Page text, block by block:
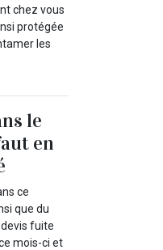
chez vous
protégée
les
le
en
ce
que du
fuite
mois-ci et